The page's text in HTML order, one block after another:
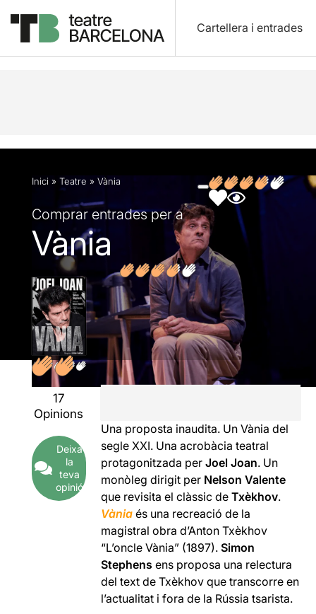
Cartellera i entrades
Descripció Fitxa artística Fotos i vídeos
Inici » Teatre » Vània
Comprar entrades per a
Vània
17
Opinions
Deixa
la
teva
opinió
Una proposta inaudita. Un Vània del
segle XXI. Una acrobàcia teatral
protagonitzada perJoel Joan. Un
monòleg dirigit per Nelson Valente
que revisita el clàssic de Txèkhov.
Vània és una recreació de la
magistral obra d’Anton Txèkhov
“L’oncle Vània” (1897).Simon
Stephens ens proposa una relectura
del text de Txèkhov que transcorre en
l’actualitat i fora de la Rússia tsarista.